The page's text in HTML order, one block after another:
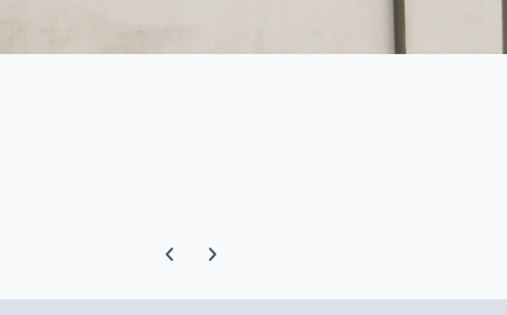
Предыдущий слайд карусели
Следующий слайд карусели